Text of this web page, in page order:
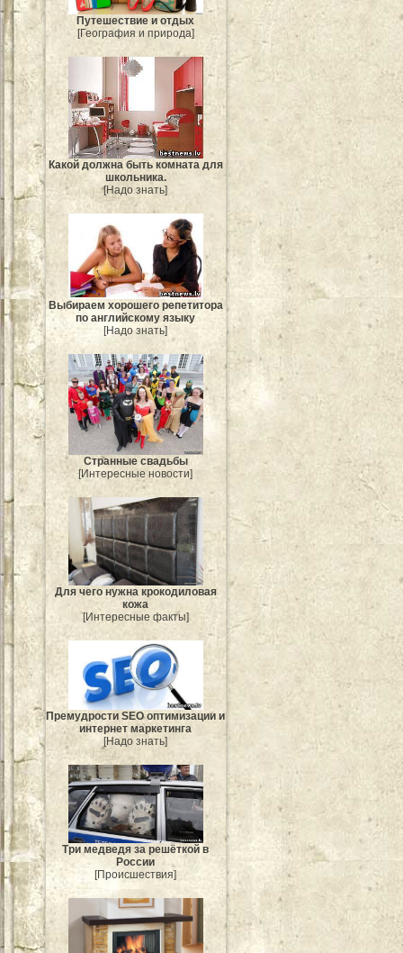
Путешествие и отдых
[География и природа]
Какой должна быть комната для
школьника.
[Надо знать]
Выбираем хорошего репетитора
по английскому языку
[Надо знать]
Странные свадьбы
[Интересные новости]
Для чего нужна крокодиловая
кожа
[Интересные факты]
Премудрости SEO оптимизации и
интернет маркетинга
[Надо знать]
Три медведя за решёткой в
России
[Происшествия]